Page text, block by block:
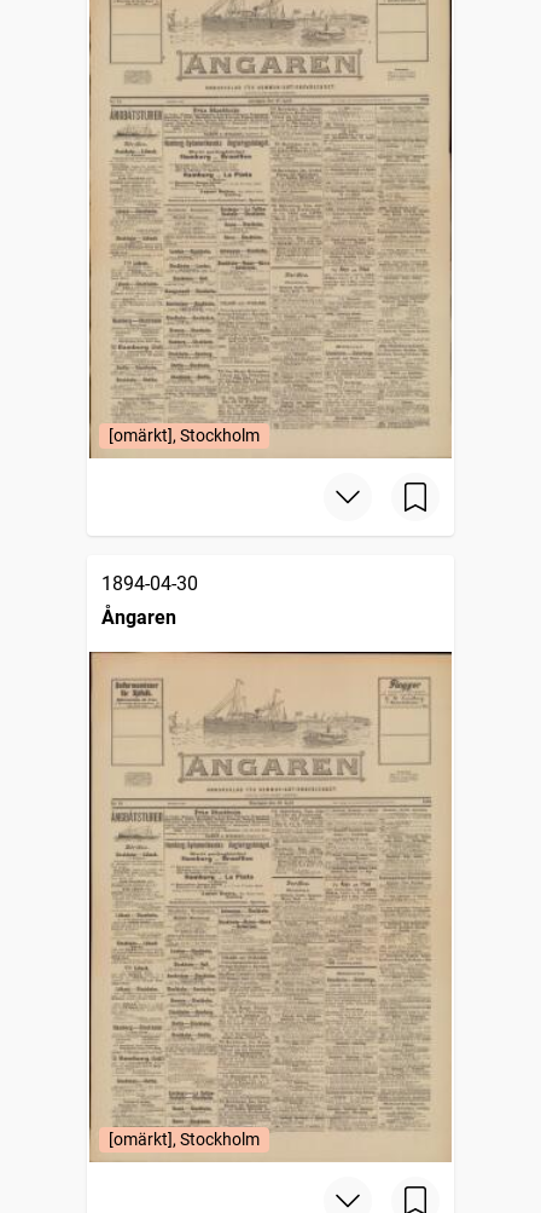
[omärkt], Stockholm
1894-04-30
Ångaren
[omärkt], Stockholm